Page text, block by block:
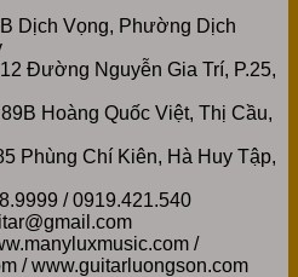
Dịch Vọng, Phường Dịch
Đường Nguyễn Gia Trí, P.25,
Hoàng Quốc Việt, Thị Cầu,
Phùng Chí Kiên, Hà Huy Tập,
/ 0919.421.540
/
/ www.guitarluongson.com